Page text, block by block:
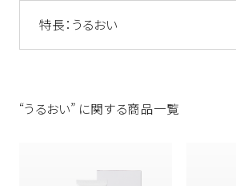
特長： うるおい
“うるおい” に関する商品一覧